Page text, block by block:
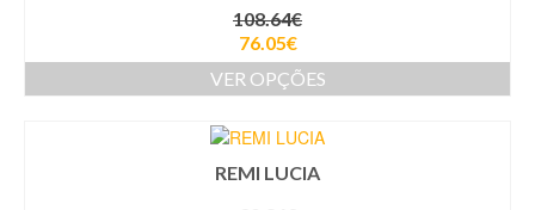
108.64€
76.05€
VER OPÇÕES
REMI LUCIA